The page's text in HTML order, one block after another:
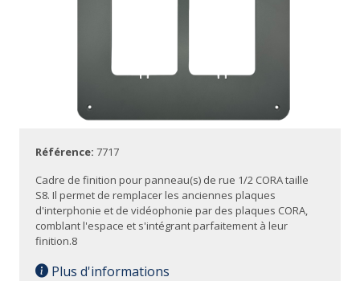
Référence: 7717
Cadre de finition pour panneau(s) de rue 1/2 CORA taille
S8. Il permet de remplacer les anciennes plaques
d'interphonie et de vidéophonie par des plaques CORA,
comblant l'espace et s'intégrant parfaitement à leur
finition.8
Plus d'informations